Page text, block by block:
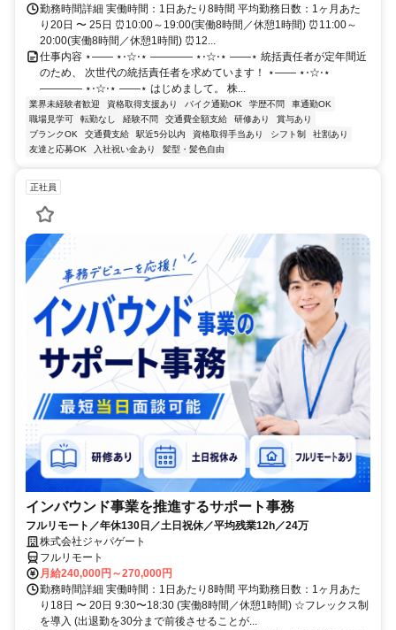
勤務時間詳細 実働時間：1日あたり8時間 平均勤務日数：1ヶ月あた
り20日 〜 25日 ⏰10:00～19:00(実働8時間／休憩1時間) ⏰11:00～
20:00(実働8時間／休憩1時間) ⏰12...
仕事内容 ⋆―― ⋆⋅☆⋅⋆ ―――― ⋆⋅☆⋅⋆ ――⋆ 統括責任者が定年間近
のため、 次世代の統括責任者を求めています！ ⋆―― ⋆⋅☆⋅⋆
―――― ⋆⋅☆⋅⋆ ――⋆ はじめまして。 株...
業界未経験者歓迎 資格取得支援あり バイク通勤OK 学歴不問
車通勤OK
職場見学可
転勤なし 経験不問 交通費全額支給 研修あり
賞与あり
ブランクOK
交通費支給 駅近5分以内 資格取得手当あり シフト制
社割あり
友達と応募OK
入社祝い金あり 髪型・髪色自由
正社員
インバウンド事業を推進するサポート事務
フルリモート／年休130日／土日祝休／平均残業12h／24万
株式会社ジャパゲート
フルリモート
月給240,000円～270,000円
勤務時間詳細 実働時間：1日あたり8時間 平均勤務日数：1ヶ月あた
り18日 〜 20日 9:30〜18:30 (実働8時間／休憩1時間) ☆フレックス制
を導入 (出退勤を30分まで前後させることが...